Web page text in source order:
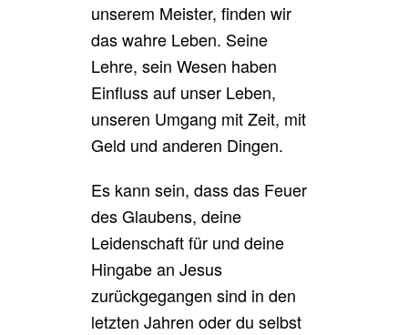
unserem Meister, finden wir
das wahre Leben. Seine
Lehre, sein Wesen haben
Einfluss auf unser Leben,
unseren Umgang mit Zeit, mit
Geld und anderen Dingen.
Es kann sein, dass das Feuer
des Glaubens, deine
Leidenschaft für und deine
Hingabe an Jesus
zurückgegangen sind in den
letzten Jahren oder du selbst